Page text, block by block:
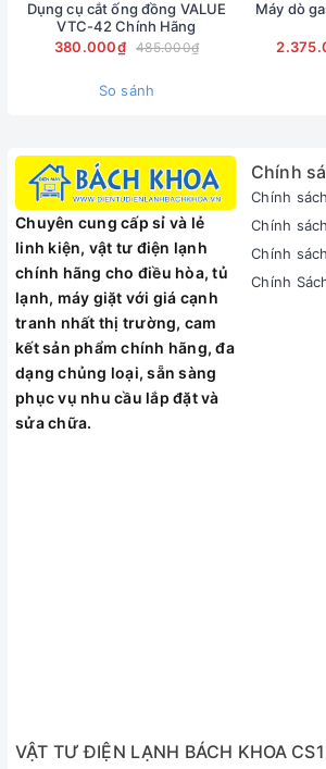
Tích hợp thiết bị bảo vệ ELCB chống
mối nguy hiểm trong trường hợp rò rỉ
Máy điều nhiệt với thiết bị bảo vệ lưỡng
Độ bền cao
Dụng cụ cắt ống đồng VALUE
VTC-42 Chính Hãng
380.000₫
485.000₫
So sánh
Máy dò
Chuyên cung cấp sỉ và lẻ
linh kiện, vật tư điện lạnh
chính hãng cho điều hòa, tủ
lạnh, máy giặt với giá cạnh
tranh nhất thị trường, cam
kết sản phẩm chính hãng, đa
dạng chủng loại, sẵn sàng
phục vụ nhu cầu lắp đặt và
sửa chữa.
Chính
Chính
Chính
Chính
Chính
VẬT TƯ ĐIỆN LẠNH BÁCH KHOA CS1